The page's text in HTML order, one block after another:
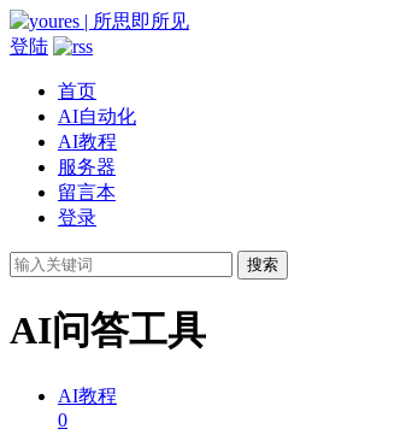
登陆
首页
AI自动化
AI教程
服务器
留言本
登录
搜索
AI问答工具
AI教程
0